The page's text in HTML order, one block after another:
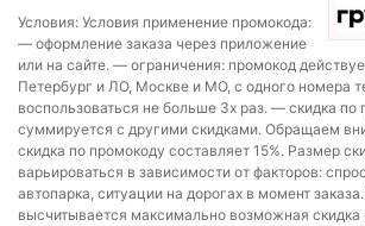
Условия: Условия применение промокода:
— оформление заказа через приложение
или на сайте. — ограничения: промокод
Петербург и ЛО, Москве и МО, с одного номера
воспользоваться не больше 3х раз. — скидка по
суммируется с другими скидками. Обращаем
скидка по промокоду составляет 15%. Размер
варьироваться в зависимости от факторов:
автопарка, ситуации на дорогах в момент
высчитывается максимально возможная